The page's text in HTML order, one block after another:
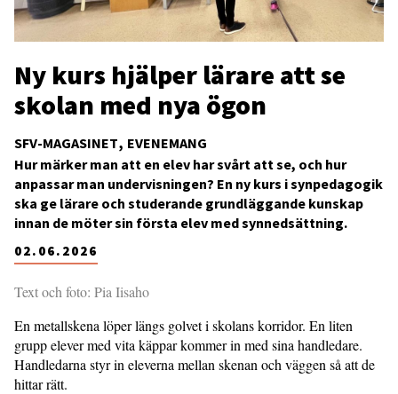
SFV-MAGASINET EVENEMANG
Ny kurs hjälper lärare att se
skolan med nya ögon
02.06.2026
Hur märker man att en elev har svårt att se, och hur
anpassar man undervisningen? En ny kurs i synpedagogik
ska ge lärare och studerande grundläggande kunskap
innan de möter sin första elev med synnedsättning.
Text och foto: Pia Iisaho
En metallskena löper längs golvet i skolans korridor. En liten
grupp elever med vita käppar kommer in med sina handledare.
Handledarna styr in eleverna mellan skenan och väggen så att de
hittar rätt.